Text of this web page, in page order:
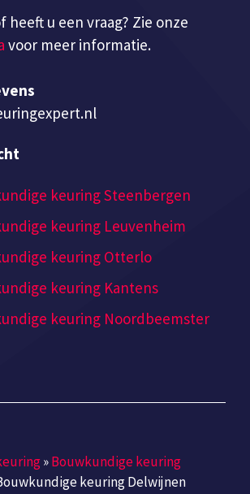
heeft u een vraag? Zie onze
voor meer informatie.
keuring Steenbergen
keuring Leuvenheim
keuring Otterlo
keuring Kantens
keuring Noordbeemster
»Bouwkundige keuring
keuring Delwijnen